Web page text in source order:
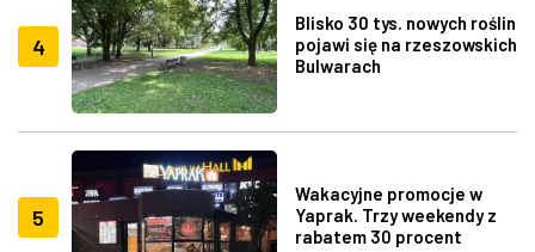
4
Blisko 30 tys. nowych roślin
pojawi się na rzeszowskich
Bulwarach
5
Wakacyjne promocje w
Yaprak. Trzy weekendy z
rabatem 30 procent